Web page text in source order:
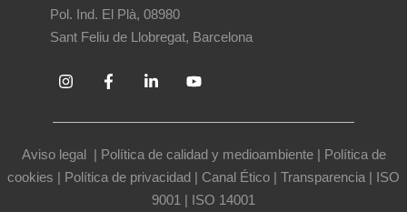
Pol. Ind. El Plà, 08980
Sant Feliu de Llobregat, Barcelona
Aviso legal | Política de calidad y medioambiente| Política de
cookies | Política de privacidad | Canal Ético | Transparencia | ISO
9001 | ISO 14001